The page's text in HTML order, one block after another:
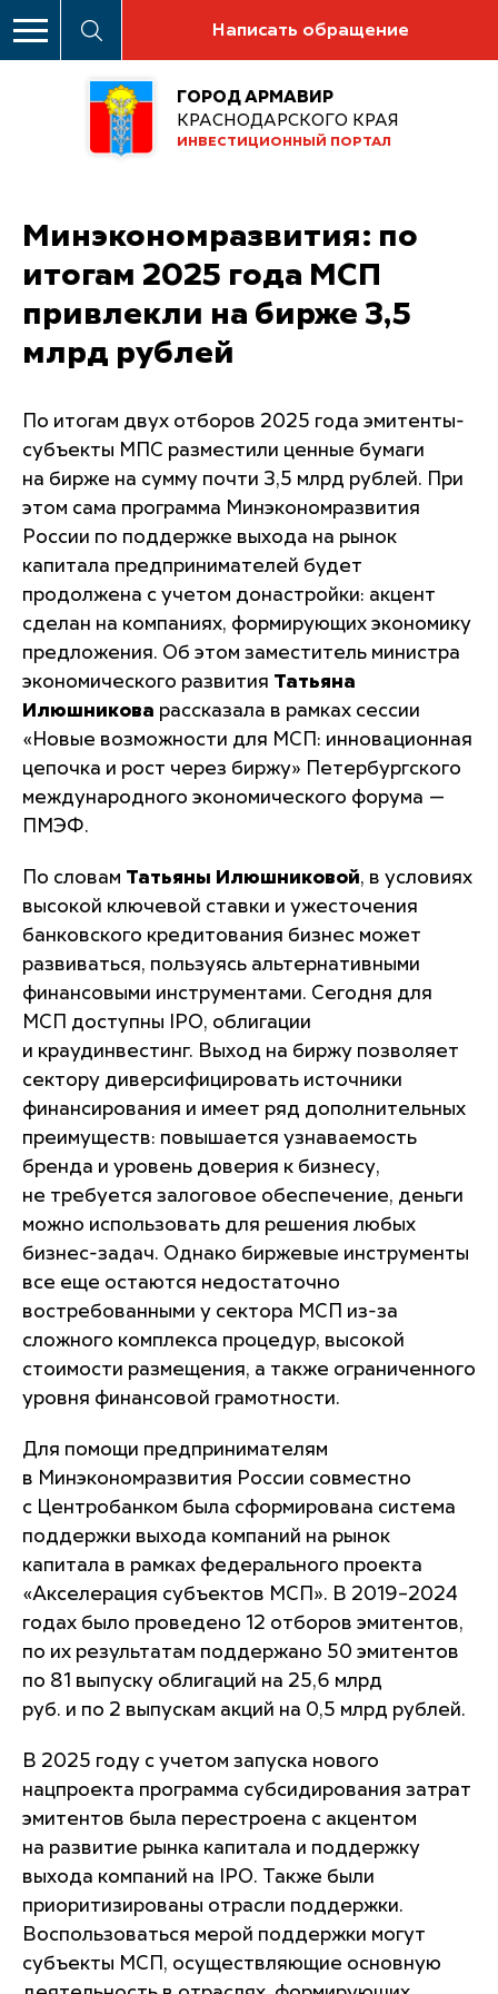
Написать обращение
ГОРОД АРМАВИР
КРАСНОДАРСКОГО КРАЯ
ИНВЕСТИЦИОННЫЙ ПОРТАЛ
Минэкономразвития: по
итогам 2025 года МСП
привлекли на бирже 3,5
млрд рублей
По итогам двух отборов 2025 года эмитенты-
субъекты МПС разместили ценные бумаги
на бирже на сумму почти 3,5 млрд рублей. При
этом сама программа Минэкономразвития
России по поддержке выхода на рынок
капитала предпринимателей будет
продолжена с учетом донастройки: акцент
сделан на компаниях, формирующих экономику
предложения. Об этом заместитель министра
экономического развития Татьяна
Илюшникова рассказала в рамках сессии
«Новые возможности для МСП: инновационная
цепочка и рост через биржу» Петербургского
международного экономического форума —
ПМЭФ.
По словам Татьяны Илюшниковой, в условиях
высокой ключевой ставки и ужесточения
банковского кредитования бизнес может
развиваться, пользуясь альтернативными
финансовыми инструментами. Сегодня для
МСП доступны IPO, облигации
и краудинвестинг. Выход на биржу позволяет
сектору диверсифицировать источники
финансирования и имеет ряд дополнительных
преимуществ: повышается узнаваемость
бренда и уровень доверия к бизнесу,
не требуется залоговое обеспечение, деньги
можно использовать для решения любых
бизнес-задач. Однако биржевые инструменты
все еще остаются недостаточно
востребованными у сектора МСП из-за
сложного комплекса процедур, высокой
стоимости размещения, а также ограниченного
уровня финансовой грамотности.
Для помощи предпринимателям
в Минэкономразвития России совместно
с Центробанком была сформирована система
поддержки выхода компаний на рынок
капитала в рамках федерального проекта
«Акселерация субъектов МСП». В 2019–2024
годах было проведено 12 отборов эмитентов,
по их результатам поддержано 50 эмитентов
по 81 выпуску облигаций на 25,6 млрд
руб. и по 2 выпускам акций на 0,5 млрд рублей.
В 2025 году с учетом запуска нового
нацпроекта программа субсидирования затрат
эмитентов была перестроена с акцентом
на развитие рынка капитала и поддержку
выхода компаний на IPO. Также были
приоритизированы отрасли поддержки.
Воспользоваться мерой поддержки могут
субъекты МСП, осуществляющие основную